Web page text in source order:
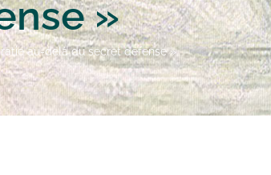
»
au-delà du secret défense »